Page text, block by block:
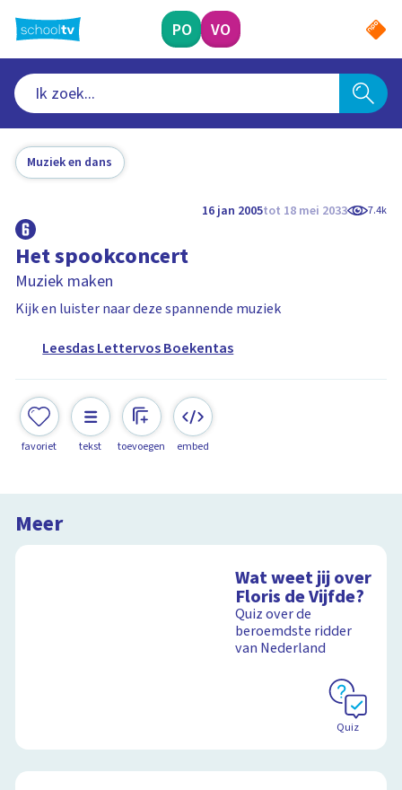
naar
hoofdinhoud
PO VO
Muziek en dans
16 jan 2005tot 18 mei 2033 7.4k
Het spookconcert
Muziek maken
Kijk en luister naar deze spannende muziek
Leesdas Lettervos Boekentas
favoriet tekst toevoegen embed
Meer
Wat weet jij over
Floris de Vijfde?
Quiz over de
beroemdste ridder
van Nederland
Quiz